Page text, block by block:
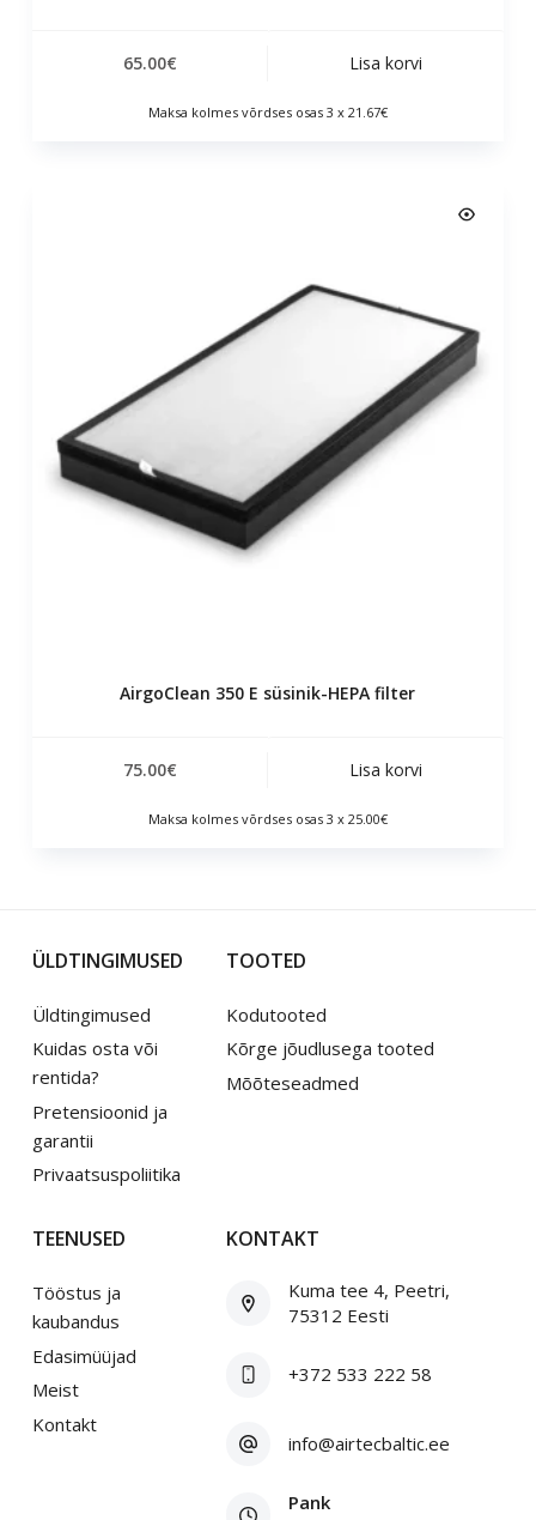
65.00€ Lisa korvi
Maksa kolmes võrdses osas 3 x 21.67€
AirgoClean 350 E süsinik-HEPA filter
75.00€ Lisa korvi
Maksa kolmes võrdses osas 3 x 25.00€
ÜLDTINGIMUSED
Üldtingimused
Kuidas osta või
rentida?
Pretensioonid ja
garantii
Privaatsuspoliitika
TOOTED
Kodutooted
Kõrge jõudlusega tooted
Mõõteseadmed
TEENUSED
Tööstus ja
kaubandus
Edasimüüjad
Meist
Kontakt
KONTAKT
Kuma tee 4, Peetri,
75312 Eesti
+372 533 222 58
info@airtecbaltic.ee
Pank